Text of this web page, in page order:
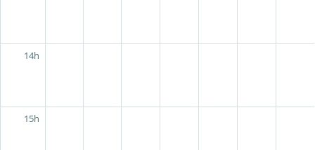
14h
15h